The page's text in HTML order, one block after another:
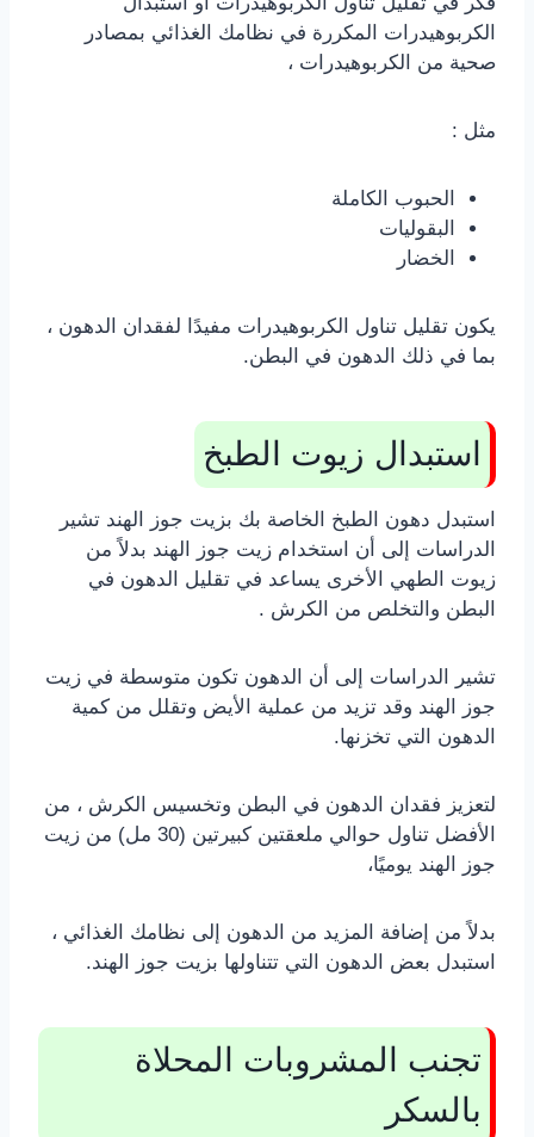
الكربوهيدرات المكررة في نظامك الغذائي بمصادر
صحية من الكربوهيدرات ،
مثل :
الحبوب الكاملة
البقوليات
الخضار
يكون تقليل تناول الكربوهيدرات مفيدًا لفقدان الدهون ،
بما في ذلك الدهون في البطن.
استبدال زيوت الطبخ
استبدل دهون الطبخ الخاصة بك بزيت جوز الهند تشير
الدراسات إلى أن استخدام زيت جوز الهند بدلاً من
زيوت الطهي الأخرى يساعد في تقليل الدهون في
البطن والتخلص من الكرش .
تشير الدراسات إلى أن الدهون تكون متوسطة في زيت
جوز الهند وقد تزيد من عملية الأيض وتقلل من كمية
الدهون التي تخزنها.
لتعزيز فقدان الدهون في البطن وتخسيس الكرش ، من
الأفضل تناول حوالي ملعقتين كبيرتين (30 مل) من زيت
جوز الهند يوميًا،
بدلاً من إضافة المزيد من الدهون إلى نظامك الغذائي ،
استبدل بعض الدهون التي تتناولها بزيت جوز الهند.
تجنب المشروبات المحلاة
بالسكر